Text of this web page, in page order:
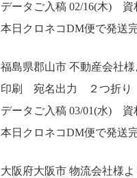
データご入稿 02/16(木) 資
本日クロネコDM便で発送
福島県郡山市 不動産会社
印刷 宛名出力 ２つ折
データご入稿 03/01(水) 資
本日クロネコDM便で発送
大阪府大阪市 物流会社様